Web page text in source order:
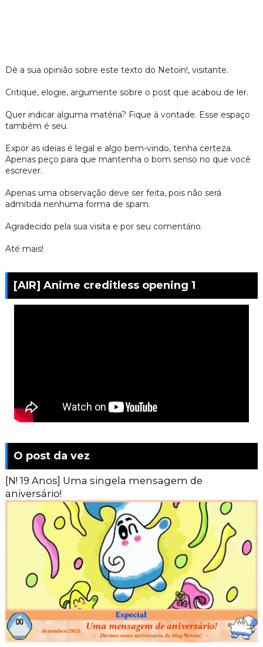
Dê a sua opinião sobre este texto do Netoin!, visitante.
Critique, elogie, argumente sobre o post que acabou de ler.
Quer indicar alguma matéria? Fique à vontade. Esse espaço
também é seu.
Expor as ideias é legal e algo bem-vindo, tenha certeza.
Apenas peço para que mantenha o bom senso no que você
escrever.
Apenas uma observação deve ser feita, pois não será
admitida nenhuma forma de spam.
Agradecido pela sua visita e por seu comentário.
Até mais!
[AIR] Anime creditless opening 1
O post da vez
[N! 19 Anos] Uma singela mensagem de
aniversário!